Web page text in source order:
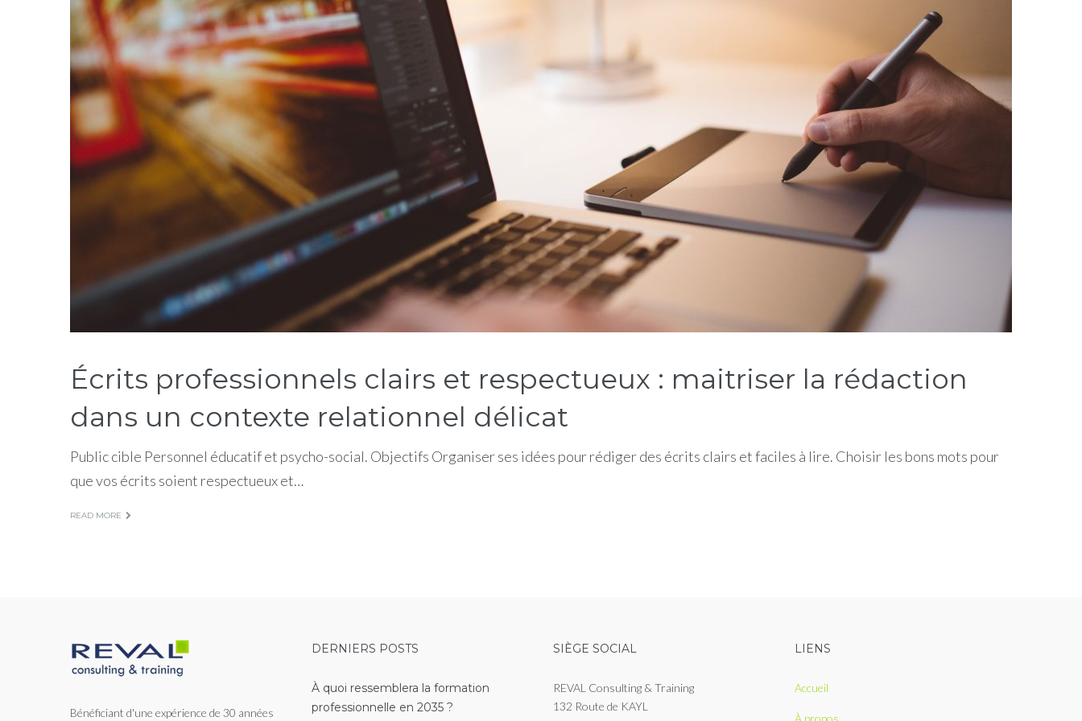
Écrits professionnels clairs et respectueux : maitriser la rédaction
dans un contexte relationnel délicat
Public cible Personnel éducatif et psycho-social. Objectifs Organiser ses idées pour rédiger des écrits clairs et faciles à lire. Choisir les bons mots pour
que vos écrits soient respectueux et…
READ MORE
Bénéficiant d'une expérience de 30 années
DERNIERS POSTS
À quoi ressemblera la formation
professionnelle en 2035 ?
SIÈGE SOCIAL
REVAL Consulting & Training
132 Route de KAYL
LIENS
Accueil
À propos